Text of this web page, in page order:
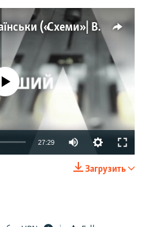
«Євробачення» по-українськи («Схеми» | Випуск №128)
currently available
27:29
Загрузить